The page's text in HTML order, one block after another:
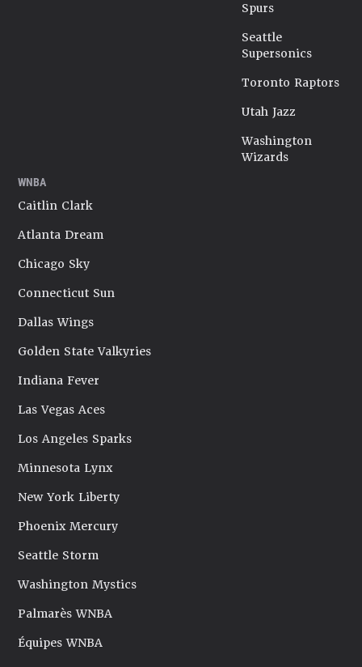
Spurs
Seattle
Supersonics
Toronto Raptors
Utah Jazz
Washington
Wizards
WNBA
Caitlin Clark
Atlanta Dream
Chicago Sky
Connecticut Sun
Dallas Wings
Golden State Valkyries
Indiana Fever
Las Vegas Aces
Los Angeles Sparks
Minnesota Lynx
New York Liberty
Phoenix Mercury
Seattle Storm
Washington Mystics
Palmarès WNBA
Équipes WNBA